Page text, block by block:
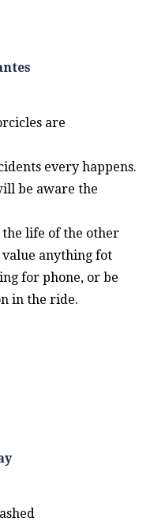
are
every happens.
be aware the
the life of the other
value anything fot
for phone, or be
in the ride.